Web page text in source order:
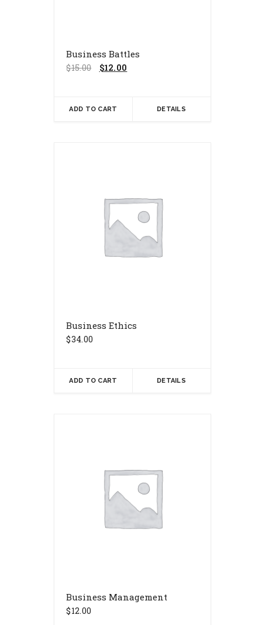
Business Battles
$15.00
El
$15.00.
$12.00
ADD TO CART DETAILS
Business Ethics
$34.00
ADD TO CART DETAILS
Business Management
$12.00